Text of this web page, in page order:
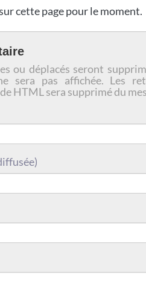
cette page pour le moment.
ou déplacés seront
sera pas affichée. Les
HTML sera supprimé du